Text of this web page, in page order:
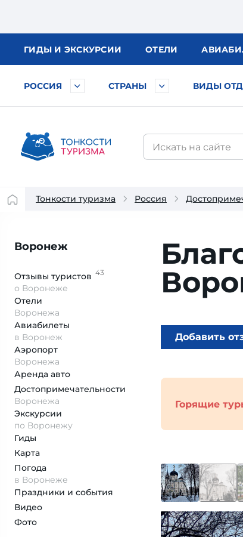
ГИДЫ И ЭКСКУРСИИ ОТЕЛИ АВИА
РОССИЯ СТРАНЫ ВИДЫ
Тонкости туризма Россия
Воронеж
Отзывы туристов 43
о Воронеже
Отели
Воронежа
Авиабилеты
в Воронеж
Аэропорт
Воронежа
Аренда авто
Достопримеча­тельности
Воронежа
Экскурсии
по Воронежу
Гиды
Карта
Погода
в Воронеже
Праздники и события
Видео
Фото
Добавить
Горящие